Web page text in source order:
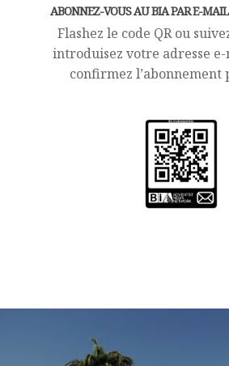
ABONNEZ-VOUS AU BIA PAR E-
Flashez le code QR ou
introduisez votre adresse
confirmez l’abonnement